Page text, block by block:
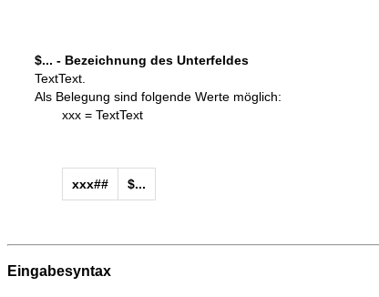
$... - Bezeichnung des Unterfeldes
TextText.
Als Belegung sind folgende Werte möglich:
xxx = TextText
xxx## $...
Eingabesyntax